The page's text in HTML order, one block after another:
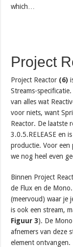
which…
Project
Project Reactor (6)
Streams-
van alles wat
voor niets, want
Reactor. De laatste
3.0.5.RELEASE en
productie. Voor een
we nog heel even
Binnen Project
de Flux en de
(meervoud) waar je
is ook een stream,
Figuur 3). De
afnemers van deze
element ontvangen.